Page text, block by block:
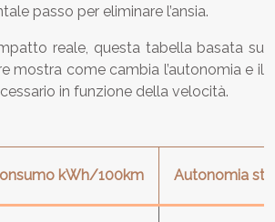
passo per eliminare l’ansia.
reale, questa tabella basata su
mostra come cambia l’autonomia e il
in funzione della velocità.
kWh/100km Autonomia